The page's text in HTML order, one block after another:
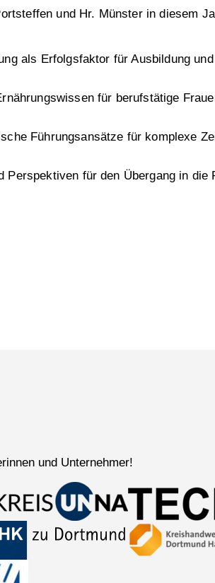
und Hr. Münster in diesem
als Erfolgsfaktor für Ausbildung
für berufstätige
Führungsansätze für komplexe
Perspektiven für den Übergang in die
und Unternehmer!